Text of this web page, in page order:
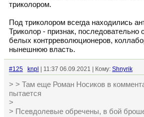
триколором.
Под триколором всегда находились
Триколор - признак,
белых контрреволюционеров,
нынешнюю власть.
#125 knpl | 11:37 06.09.2021 | Кому: Shnyrik
> > Там еще Роман Носиков в
пытается
>
> Псевдолевые обречены, в бой